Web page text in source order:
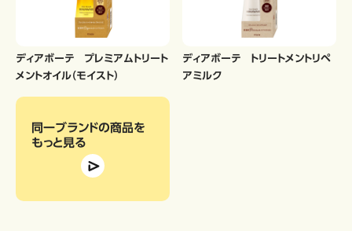
ディアボーテ プレミアムトリート
メントオイル（モイスト）
ディアボーテ トリートメントリペ
アミルク
同一ブランドの商品を
もっと見る